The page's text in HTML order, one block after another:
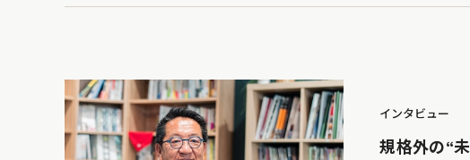
インタビュー
規格外の“